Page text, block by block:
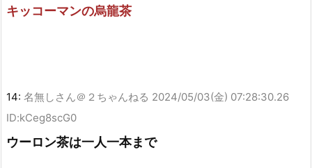
キッコーマンの烏龍茶
14: 名無しさん＠２ちゃんねる 2024/05/03(金) 07:28:30.26
ID:kCeg8scG0
ウーロン茶は一人一本まで